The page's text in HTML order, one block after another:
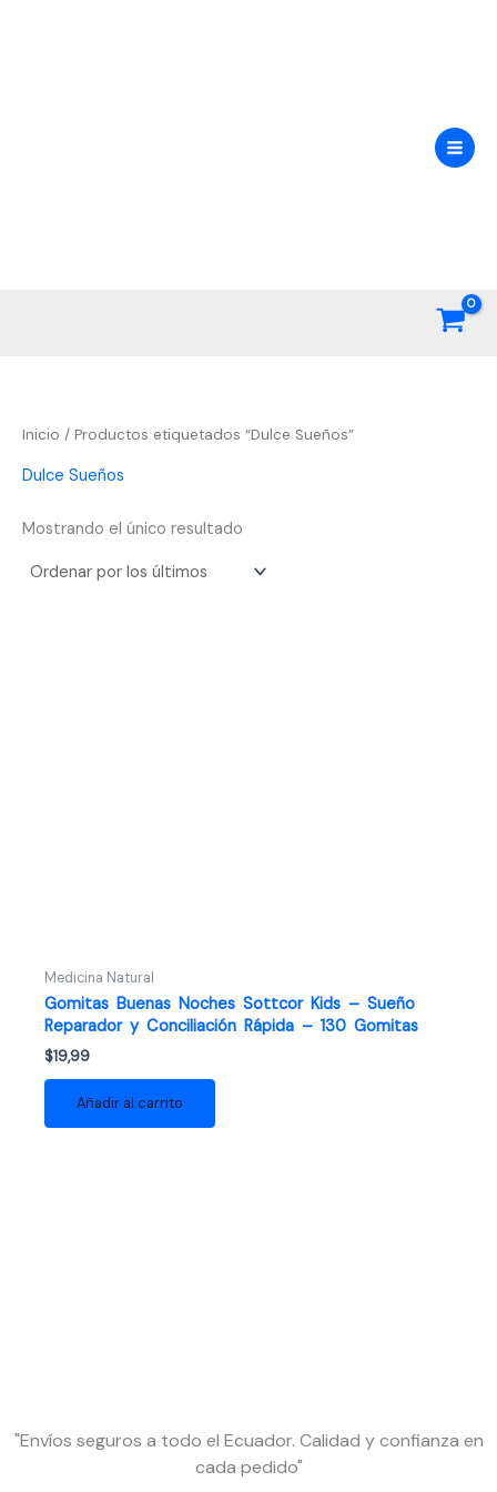
Inicio / Productos etiquetados “Dulce Sueños”
Dulce Sueños
Mostrando el único resultado
Medicina Natural
Gomitas Buenas Noches Sottcor Kids – Sueño
Reparador y Conciliación Rápida – 130 Gomitas
$19,99
Añadir al carrito
"Envíos seguros a todo el Ecuador. Calidad y confianza en
cada pedido"